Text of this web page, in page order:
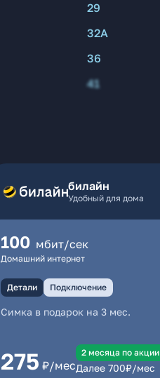
29
32А
36
41
билайн
Удобный для дома
100 мбит/сек
Домашний интернет
Детали Подключение
Симка в подарок на 3 мес.
275 ₽/мес
2 месяцa по акции
Далее 700₽/мес